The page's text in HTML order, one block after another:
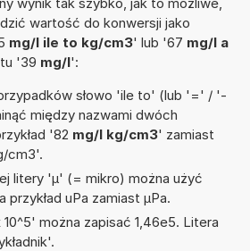
wartość do konwersji jako
mg/l ile to kg/cm3' lub '67 mg/l a
'39 mg/l':
słowo 'ile to' (lub '=' / '-
między nazwami dwóch
'82 mg/l kg/cm3' zamiast
cm3'.
litery 'µ' (= mikro) można użyć
przykład uPa zamiast µPa.
można zapisać 1,46e5. Litera